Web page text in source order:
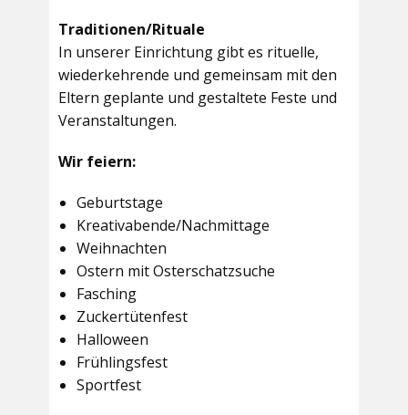
Traditionen/Rituale
In unserer Einrichtung gibt es rituelle,
wiederkehrende und gemeinsam mit den
Eltern geplante und gestaltete Feste und
Veranstaltungen.
Wir feiern:
Geburtstage
Kreativabende/Nachmittage
Weihnachten
Ostern mit Osterschatzsuche
Fasching
Zuckertütenfest
Halloween
Frühlingsfest
Sportfest